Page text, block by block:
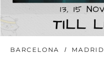
BARCELONA MADRID